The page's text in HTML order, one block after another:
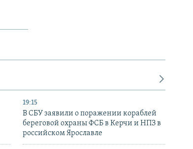
19:15
В СБУ заявили о поражении кораблей
береговой охраны ФСБ в Керчи и НПЗ в
российском Ярославле